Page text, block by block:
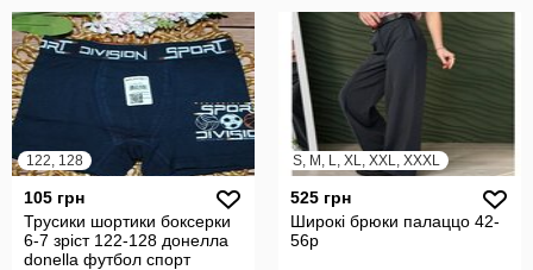
122, 128
105 грн
Трусики шортики боксерки
6-7 зріст 122-128 донелла
donella футбол спорт
S, M, L, XL, XXL, XXXL
525 грн
Широкі брюки палаццо 42-
56р